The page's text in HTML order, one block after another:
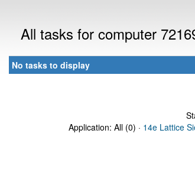
All tasks for computer
No tasks to display
Application: All (0) · 14e Lattice